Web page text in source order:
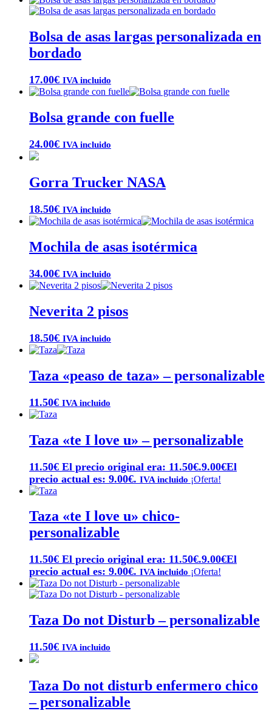
Bolsa de asas largas personalizada en
bordado
17.00€ IVA incluido
Bolsa grande con fuelle
24.00€ IVA incluido
Gorra Trucker NASA
18.50€ IVA incluido
Mochila de asas isotérmica
34.00€ IVA incluido
Neverita 2 pisos
18.50€ IVA incluido
Taza «peaso de taza» – personalizable
11.50€ IVA incluido
Taza «te I love u» – personalizable
11.50€ El precio original era: 11.50€.9.00€El
precio actual es: 9.00€. IVA incluido ¡Oferta!
Taza «te I love u» chico-
personalizable
11.50€ El precio original era: 11.50€.9.00€El
precio actual es: 9.00€. IVA incluido ¡Oferta!
Taza Do not Disturb – personalizable
11.50€ IVA incluido
Taza Do not disturb enfermero chico
– personalizable